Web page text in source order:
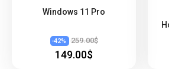
Windows 11 Pro
-42% 259.00$
149.00$